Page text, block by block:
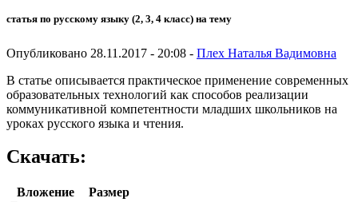
статья по русскому языку (2, 3, 4 класс) на тему
Опубликовано 28.11.2017 - 20:08 - Плех Наталья Вадимовна
В статье описывается практическое применение современных
образовательных технологий как способов реализации
коммуникативной компетентности младших школьников на
уроках русского языка и чтения.
Скачать:
Вложение
Размер